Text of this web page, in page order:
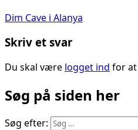
Dim Cave i Alanya
Skriv et svar
Du skal være logget ind for at
Søg på siden her
Søg efter: